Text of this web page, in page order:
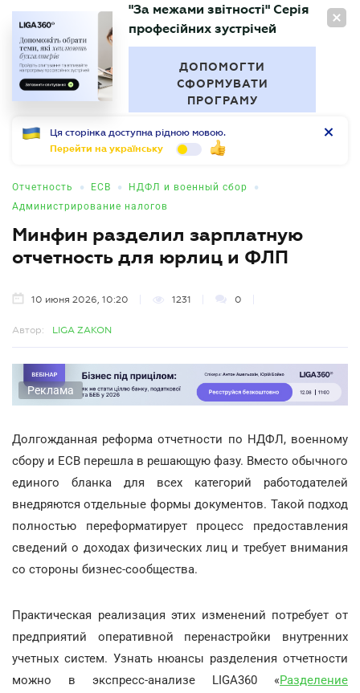
RU
БУХГАЛТЕР
"За межами звітності" Серія
професійних зустрічей
ДОПОМОГТИ
СФОРМУВАТИ
ПРОГРАМУ
Ця сторінка доступна рідною мовою.
Перейти на українську
Отчетность • ЕСВ • НДФЛ и военный сбор •
Администрирование налогов
Минфин разделил зарплатную
отчетность для юрлиц и ФЛП
10 июня 2026, 10:20 1231 0
Автор: LIGA ZAKON
Реклама
Долгожданная реформа отчетности по НДФЛ, военному
сбору и ЕСВ перешла в решающую фазу. Вместо обычного
единого бланка для всех категорий работодателей
внедряются отдельные формы документов. Такой подход
полностью переформатирует процесс предоставления
сведений о доходах физических лиц и требует внимания
со стороны бизнес-сообщества.
Практическая реализация этих изменений потребует от
предприятий оперативной перенастройки внутренних
учетных систем. Узнать нюансы разделения отчетности
можно в экспресс-анализе LIGA360 «Разделение